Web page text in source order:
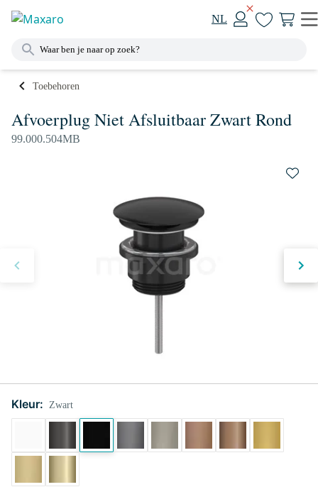
NL
Toebehoren
Afvoerplug Niet Afsluitbaar Zwart Rond
99.000.504MB
Kleur: Zwart